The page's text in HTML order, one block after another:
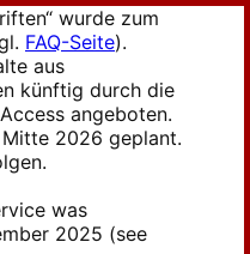
wurde zum
FAQ-Seite).
aus
künftig durch die
angeboten.
2026 geplant.
was
2025 (see